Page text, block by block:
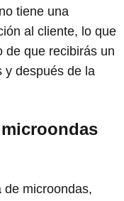
tiene una
al cliente, lo que
de que recibirás un
y después de la
de microondas,